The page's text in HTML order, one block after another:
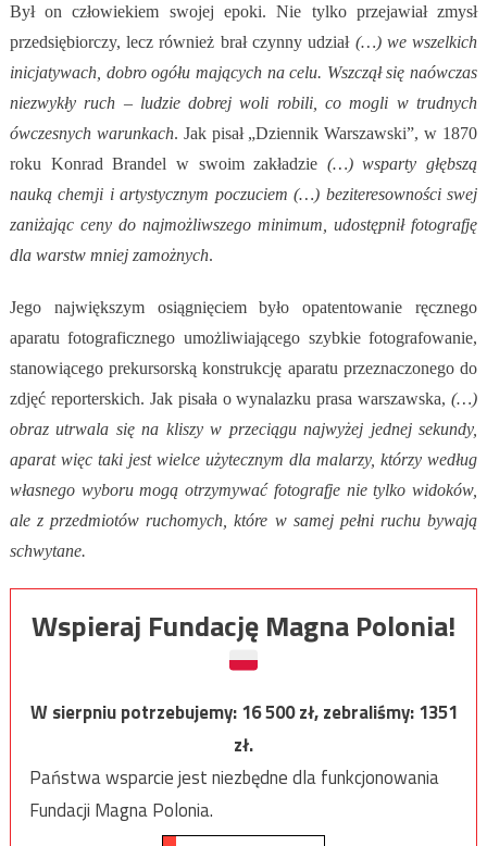
Był on człowiekiem swojej epoki. Nie tylko przejawiał zmysł
przedsiębiorczy, lecz również brał czynny udział (…) we wszelkich
inicjatywach, dobro ogółu mających na celu. Wszczął się naówczas
niezwykły ruch – ludzie dobrej woli robili, co mogli w trudnych
ówczesnych warunkach. Jak pisał „Dziennik Warszawski”, w 1870
roku Konrad Brandel w swoim zakładzie (…) wsparty głębszą
nauką chemji i artystycznym poczuciem (…) beziteresowności swej
zaniżając ceny do najmożliwszego minimum, udostępnił fotografję
dla warstw mniej zamożnych.
Jego największym osiągnięciem było opatentowanie ręcznego
aparatu fotograficznego umożliwiającego szybkie fotografowanie,
stanowiącego prekursorską konstrukcję aparatu przeznaczonego do
zdjęć reporterskich. Jak pisała o wynalazku prasa warszawska,(…)
obraz utrwala się na kliszy w przeciągu najwyżej jednej sekundy,
aparat więc taki jest wielce użytecznym dla malarzy, którzy według
własnego wyboru mogą otrzymywać fotografje nie tylko widoków,
ale z przedmiotów ruchomych, które w samej pełni ruchu bywają
schwytane.
Wspieraj Fundację Magna Polonia!
W sierpniu potrzebujemy:16 500zł, zebraliśmy:1351
zł.
Państwa wsparcie jest niezbędne dla funkcjonowania
Fundacji Magna Polonia.